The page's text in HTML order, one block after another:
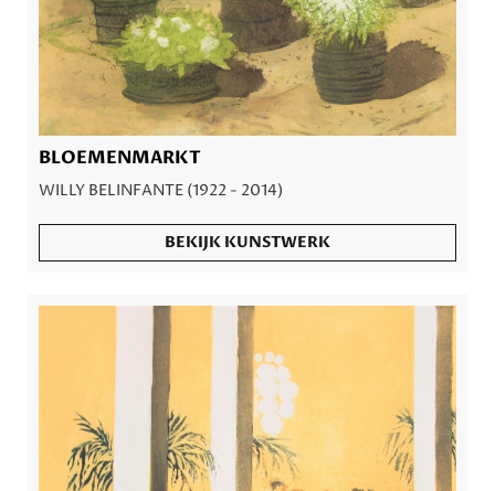
BLOEMENMARKT
WILLY BELINFANTE (1922 - 2014)
BEKIJK KUNSTWERK